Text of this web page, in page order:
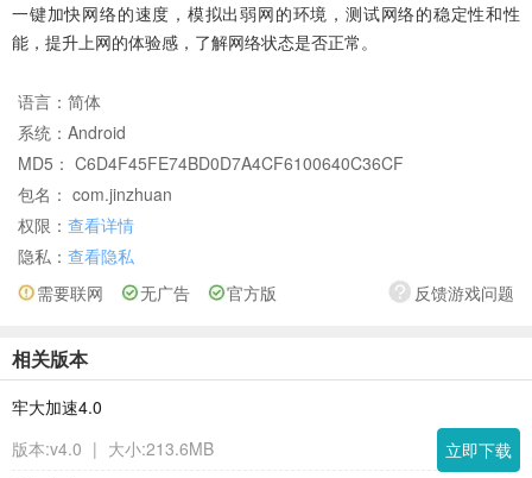
一键加快网络的速度，模拟出弱网的环境，测试网络的稳定性和性
能，提升上网的体验感，了解网络状态是否正常。
语言： 简体
系统： Android
MD5： C6D4F45FE74BD0D7A4CF6100640C36CF
包名： com.jinzhuan
权限： 查看详情
隐私： 查看隐私
反馈游戏问题
需要联网 无广告 官方版
相关版本
牢大加速4.0
版本:v4.0 | 大小:213.6MB
立即下载